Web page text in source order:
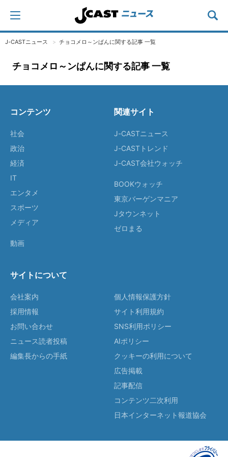
J-CASTニュース チョコメロ～ンぱんに関する記事 一覧
チョコメロ～ンぱんに関する記事 一覧
コンテンツ
社会
政治
経済
IT
エンタメ
スポーツ
メディア
動画
関連サイト
J-CASTニュース
J-CASTトレンド
J-CAST会社ウォッチ
BOOKウォッチ
東京バーゲンマニア
Jタウンネット
ゼロまる
サイトについて
会社案内
採用情報
お問い合わせ
ニュース読者投稿
編集長からの手紙
個人情報保護方針
サイト利用規約
SNS利用ポリシー
AIポリシー
クッキーの利用について
広告掲載
記事配信
コンテンツ二次利用
日本インターネット報道協会